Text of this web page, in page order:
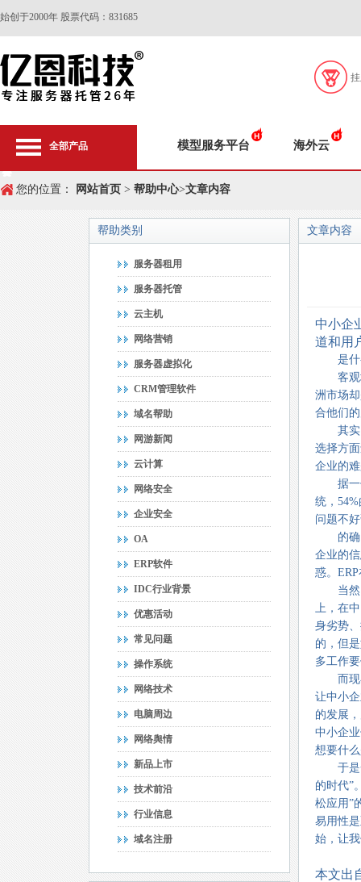
始创于2000年 股票代码：831685
全部产品 模型服务平台 海外云
您的位置： 网站首页 > 帮助中心>文章内容
帮助类别
服务器租用
服务器托管
云主机
网络营销
服务器虚拟化
CRM管理软件
域名帮助
网游新闻
云计算
网络安全
企业安全
OA
ERP软件
IDC行业背景
优惠活动
常见问题
操作系统
网络技术
电脑周边
网络舆情
新品上市
技术前沿
行业信息
域名注册
文章内容
中小企
道和用
是什么
客观地
洲市场
合他们
其实，
选择方
企业的
据一份
统，
问题不
的确，
企业的
惑。
当然，
上，在
身劣势
的，但
多工作
而现在
让中小
的发展
中小企
想要什
于是一
的时代”
松应用”
易用性
始，让
本文出